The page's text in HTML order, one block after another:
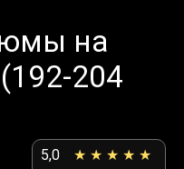
на
204
5,0 ★ ★ ★ ★ ★